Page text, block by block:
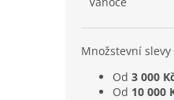
Množstevní slevy
Od 3 000
Od 10 000